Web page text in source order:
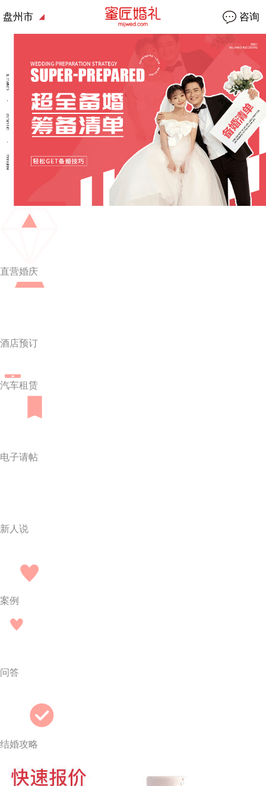
盘州市 咨询
直营婚庆
酒店预订
汽车租赁
电子请帖
新人说
案例
问答
结婚攻略